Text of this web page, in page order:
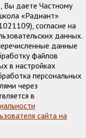
Вы даете Частному
«Радиант»
согласие на
данных.
данные
файлов
в настройках
персональных
через
в
сайта на